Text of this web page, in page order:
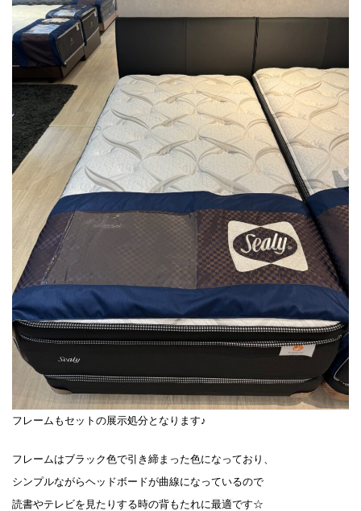
フレームもセットの展示処分となります♪
フレームはブラック色で引き締まった色になっており、
シンプルながらヘッドボードが曲線になっているので
読書やテレビを見たりする時の背もたれに最適です☆